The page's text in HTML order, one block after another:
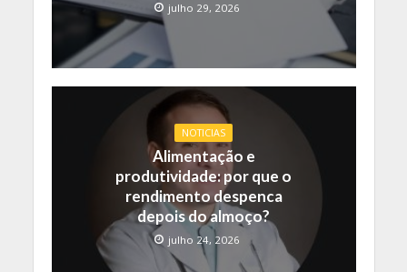
julho 29, 2026
NOTICIAS
Alimentação e
produtividade: por que o
rendimento despenca
depois do almoço?
julho 24, 2026